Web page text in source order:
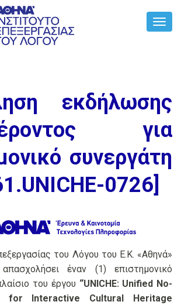
εκδήλωσης
για
συνεργάτη
0726]
του Λόγου του Ε.Κ. «Αθηνά»
έναν (1) επιστημονικό
του έργου “UNICHE: Unified No-
for Interactive Cultural Heritage